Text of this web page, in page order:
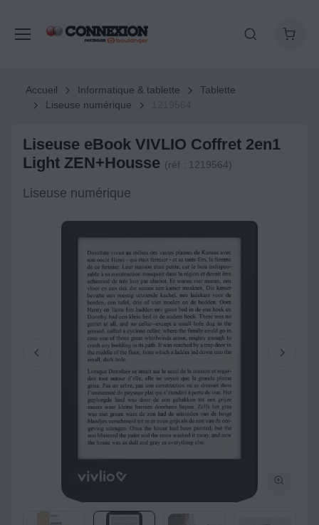
Accueil Informatique & tablette
Tablette
Liseuse numérique
Liseuse eBook VIVLIO Coffret 2en1
Light ZEN+Housse (réf : 1219564)
Liseuse numérique